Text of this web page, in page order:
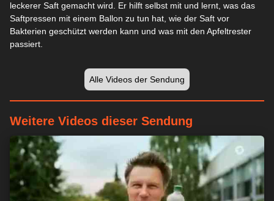
Wir respektieren Ihre Privatsphäre
Informationen wie Cookies auf einem Gerät zu und verarbeiten
personenbezogene Daten wie eindeutige Kennungen und
Zielgruppenforschung und Serviceentwicklung gesendet
werden.
Mit Ihrer Erlaubnis dürfen wir und unsere Partner über
Gerätescans genaue Standortdaten und Kenndaten abfragen.
Sie können auf die entsprechende Schaltfläche klicken, um der
o. a. Datenverarbeitung durch uns und unsere Partner
zuzustimmen. Alternativ können Sie auf detailliertere
Informationen zugreifen und Ihre Einstellungen ändern, bevor
leckerer Saft gemacht wird. Er hilft selbst mit und lernt, was das
Saftpressen mit einem Ballon zu tun hat, wie der Saft vor
Bakterien geschützt werden kann und was mit den Apfeltrester
passiert.
Alle Videos der Sendung
Weitere Videos dieser Sendung